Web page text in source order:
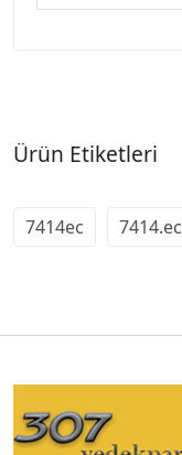
Ürün Etiketleri
7414ec 7414.ec